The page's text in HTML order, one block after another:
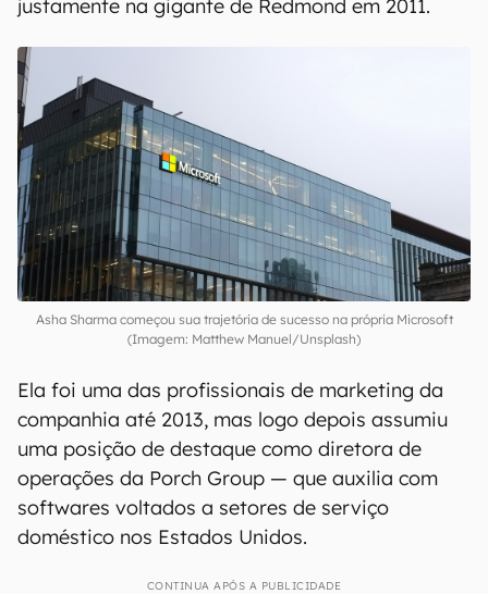
justamente na gigante de Redmond em 2011.
Asha Sharma começou sua trajetória de sucesso na própria Microsoft
(Imagem: Matthew Manuel/Unsplash)
Ela foi uma das profissionais de marketing da
companhia até 2013, mas logo depois assumiu
uma posição de destaque como diretora de
operações da Porch Group — que auxilia com
softwares voltados a setores de serviço
doméstico nos Estados Unidos.
CONTINUA APÓS A PUBLICIDADE